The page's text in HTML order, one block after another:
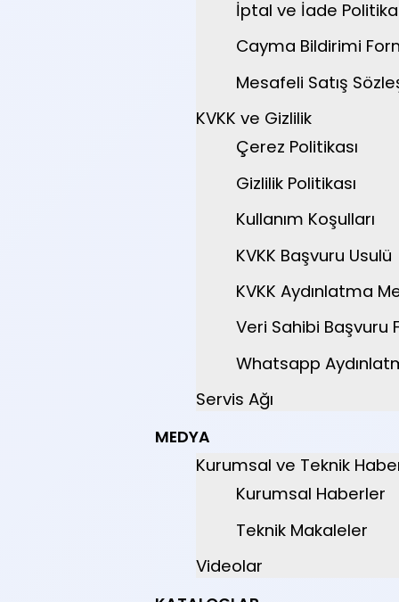
İptal ve İade
Cayma Bildirimi
Mesafeli Satış
KVKK ve Gizlilik
Çerez Politikası
Gizlilik Politikası
Kullanım Koşulları
KVKK Başvuru Usulü
KVKK Aydınlatma
Veri Sahibi Başvuru
Whatsapp
Servis Ağı
MEDYA
Kurumsal ve Teknik
Kurumsal Haberler
Teknik Makaleler
Videolar